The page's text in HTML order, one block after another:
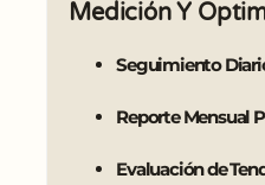
Medición Y
Seguimiento
Reporte Mensual
Evaluación de